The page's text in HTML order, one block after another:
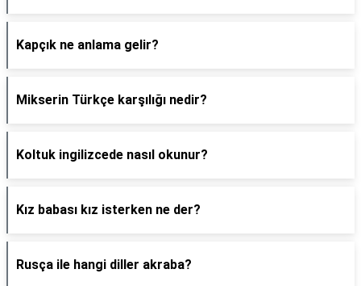
Kapçık ne anlama gelir?
Mikserin Türkçe karşılığı nedir?
Koltuk ingilizcede nasıl okunur?
Kız babası kız isterken ne der?
Rusça ile hangi diller akraba?